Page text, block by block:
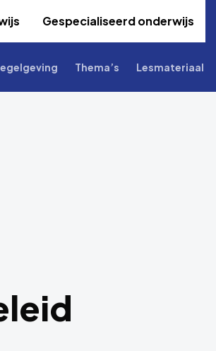
Gespecialiseerd onderwijs
Thema’s Lesmateriaal